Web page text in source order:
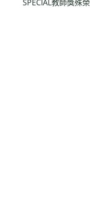
SPECIAL教師獎殊榮